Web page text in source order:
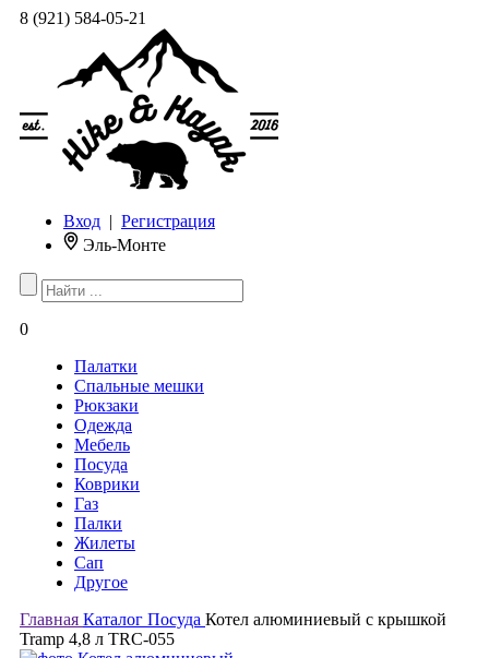
8 (921) 584-05-21
Вход | Регистрация
Эль-Монте
0
Палатки
Спальные мешки
Рюкзаки
Одежда
Мебель
Посуда
Коврики
Газ
Палки
Жилеты
Сап
Другое
Главная Каталог Посуда Котел алюминиевый с крышкой
Tramp 4,8 л TRC-055